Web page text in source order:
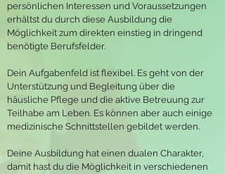
persönlichen Interessen und Voraussetzungen
erhältst du durch diese Ausbildung die
Möglichkeit zum direkten einstieg in dringend
benötigte Berufsfelder.
Dein Aufgabenfeld ist flexibel. Es geht von der
Unterstützung und Begleitung über die
häusliche Pflege und die aktive Betreuung zur
Teilhabe am Leben. Es können aber auch einige
medizinische Schnittstellen gebildet werden.
Deine Ausbildung hat einen dualen Charakter,
damit hast du die Möglichkeit in verschiedenen